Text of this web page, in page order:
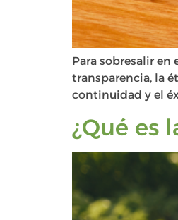
Para sobresalir
transparencia, la
continuidad y el
¿Qué es